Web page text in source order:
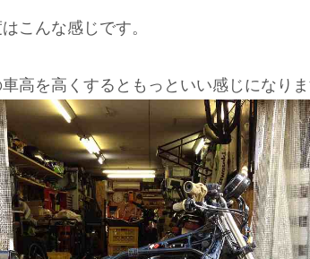
こんな感じです。
高を高くするともっといい感じになり